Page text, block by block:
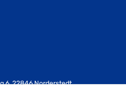
6, 22846 Norderstedt